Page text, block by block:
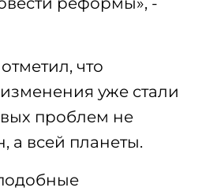
что
уже стали
проблем не
а всей планеты.